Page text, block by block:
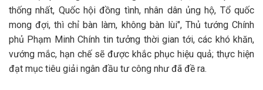
thống nhất, Quốc hội đồng tình, nhân dân ủng hộ, Tổ quốc
mong đợi, thì chỉ bàn làm, không bàn lùi", Thủ tướng Chính
phủ Phạm Minh Chính tin tưởng thời gian tới, các khó khăn,
vướng mắc, hạn chế sẽ được khắc phục hiệu quả; thực hiện
đạt mục tiêu giải ngân đầu tư công như đã đề ra.